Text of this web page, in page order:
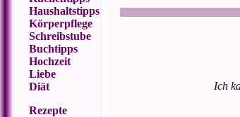
Haushaltstipps
Körperpflege
Schreibstube
Buchtipps
Hochzeit
Liebe
Diät
Rezepte
Ich